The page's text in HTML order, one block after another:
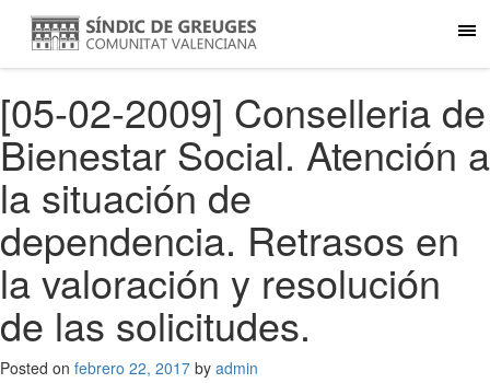
[05-02-2009] Conselleria de
Bienestar Social. Atención a
la situación de
dependencia. Retrasos en
la valoración y resolución
de las solicitudes.
Posted on febrero 22, 2017 by admin